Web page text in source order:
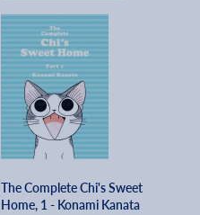
The Complete Chi's Sweet
Home, 1 - Konami Kanata